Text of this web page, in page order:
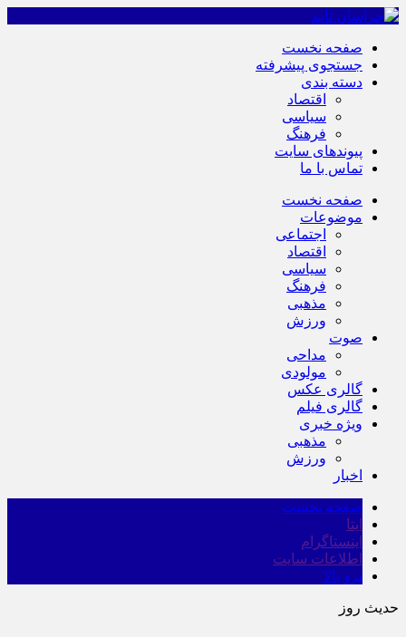
صفحه نخست
جستجوی پیشرفته
دسته بندی
اقتصاد
سیاسی
فرهنگ
پیوندهای سایت
تماس با ما
صفحه نخست
موضوعات
اجتماعی
اقتصاد
سیاسی
فرهنگ
مذهبی
ورزش
صوت
مداحی
مولودی
گالری عکس
گالری فیلم
ویژه خبری
مذهبی
ورزش
اخبار
صفحه نخست
ایتا
اینستاگرام
اطلاعات سایت
برو بالا
حدیث روز